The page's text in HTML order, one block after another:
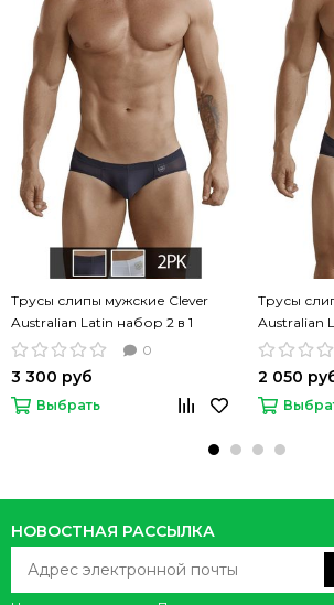
Трусы слипы мужские Clever
Australian Latin набор 2 в 1
0
3 300 руб
Выбрать
Трусы
Australian
2 050
НОВОСТНАЯ РАССЫЛКА